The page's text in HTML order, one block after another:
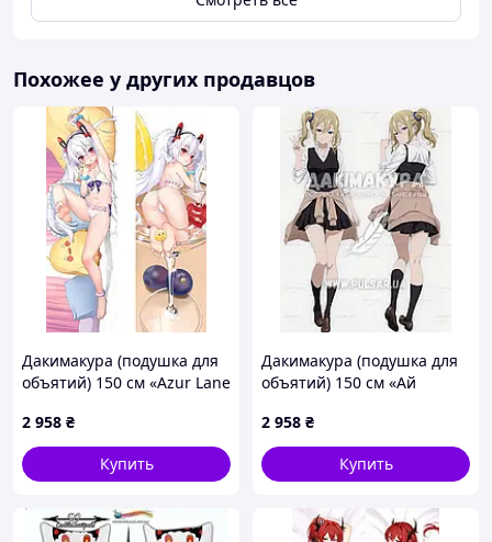
Похожее у других продавцов
Дакимакура (подушка для
объятий) 150 см «Azur Lane
2 958 ₴
Купить
Дакимакура (подушка для
объятий) 150 см «Ай
любви как на войне»
модель 1
2 958 ₴
Купить